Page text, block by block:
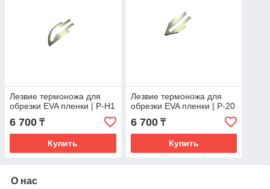
Лезвие термоножа для
обрезки EVA пленки | P-H1
6 700 ₸
Купить
Лезвие термоножа для
обрезки EVA пленки | P-20
6 700₸
Купить
О нас